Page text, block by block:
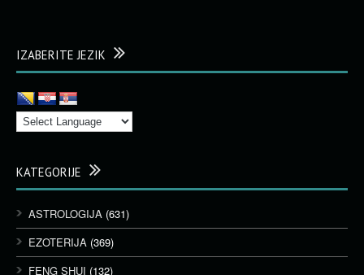
IZABERITE JEZIK
KATEGORIJE
ASTROLOGIJA (631)
EZOTERIJA (369)
FENG SHUI (132)